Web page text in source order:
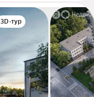
3D-тур